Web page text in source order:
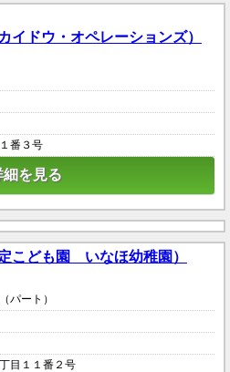
イドウ・オペレーションズ）
番３号
細を見る
こども園 いなほ幼稚園）
パート）
目１１番２号